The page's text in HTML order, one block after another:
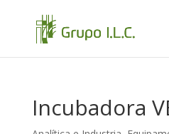
Incubadora